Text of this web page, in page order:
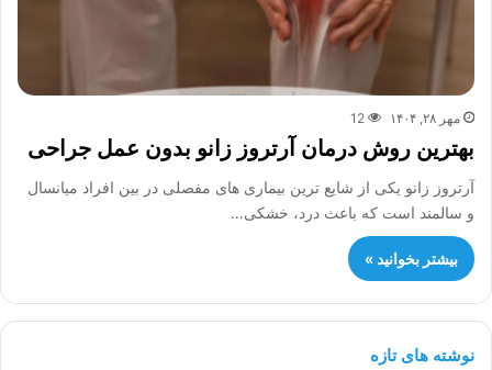
مهر ۲۸, ۱۴۰۴ 12
بهترین روش درمان آرتروز زانو بدون عمل جراحی
آرتروز زانو یکی از شایع ترین بیماری های مفصلی در بین افراد میانسال
و سالمند است که باعث درد، خشکی…
بیشتر بخوانید »
نوشته های تازه